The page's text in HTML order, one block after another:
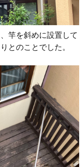
竿を斜めに設置して
とのことでした。